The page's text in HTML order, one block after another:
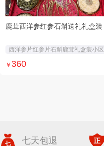
鹿茸西洋参红参石斛送礼礼盒装
西洋参片红参片石斛鹿茸礼盒装小
￥ 360
七天包退